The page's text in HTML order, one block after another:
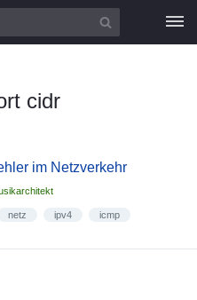
cidr
im Netzverkehr
netz ipv4 icmp